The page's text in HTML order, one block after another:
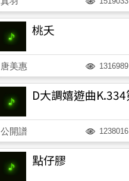
桃夭
唐美惠 1316989
公開譜 1238016
點仔膠